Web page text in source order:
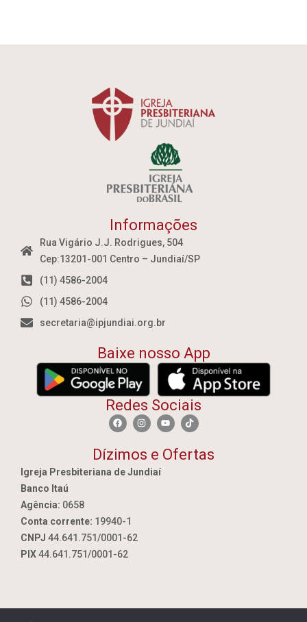
Informações
Rua Vigário J.J. Rodrigues, 504
Cep:13201-001 Centro – Jundiaí/SP
(11) 4586-2004
(11) 4586-2004
secretaria@ipjundiai.org.br
Baixe nosso App
Redes Sociais
Dízimos e Ofertas
Igreja Presbiteriana de Jundiaí
Banco Itaú
Agência: 0658
Conta corrente: 19940-1
CNPJ 44.641.751/0001-62
PIX44.641.751/0001-62